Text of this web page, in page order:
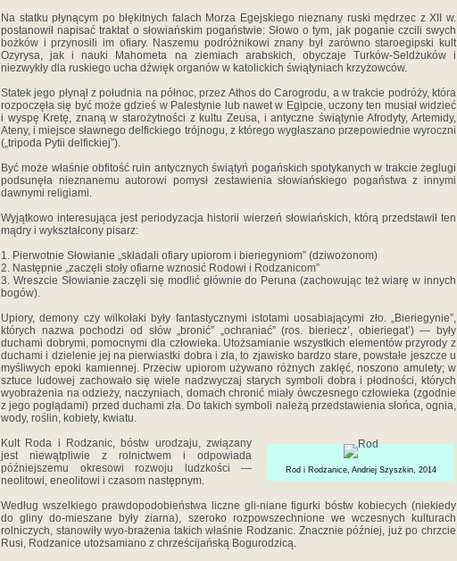
Na statku płynącym po błękitnych falach Morza Egejskiego nieznany ruski mędrzec z XII w.
postanowił napisać traktat o słowiańskim pogaństwie: Słowo o tym, jak poganie czcili swych
boż­ków i przynosili im ofiary. Naszemu podróżnikowi znany był zarówno staroegipski kult
Ozyrysa, jak i nauki Mahometa na ziemiach arabskich, obyczaje Turków-Seldżuków i
niezwykły dla ruskiego ucha dźwięk organów w katolickich świątyniach krzyżowców.
Statek jego płynął z południa na północ, przez Athos do Carogrodu, a w trakcie podróży, która
rozpoczęła się być może gdzieś w Palestynie lub nawet w Egipcie, uczony ten musiał widzieć
i wyspę Kretę, znaną w starożytności z kultu Zeusa, i antyczne świątynie Afrodyty, Artemidy,
Ateny, i miejsce sławnego delfickiego trójnogu, z którego wygłaszano przepowiednie wyroczni
(„tripoda Pytii delfickiej”).
Być może właśnie obfitość ruin antycznych świątyń pogańskich spotykanych w trakcie żeglugi
podsunęła nieznanemu autorowi pomysł zestawienia słowiańskiego pogaństwa z innymi
dawnymi religiami.
Wyjątkowo interesująca jest periodyzacja historii wierzeń słowiańskich, którą przedstawił ten
mądry i wykształcony pisarz:
1. Pierwotnie Słowianie „składali ofiary upiorom i bieriegyniom” (dziwożonom)
2. Następnie „zaczęli stoły ofiarne wznosić Rodowi i Rodzanicom”
3. Wreszcie Słowianie zaczęli się modlić głównie do Peruna (zachowując też wiarę w innych
bogów).
Upiory, demony czy wilkołaki były fantastycznymi istotami uosabiającymi zło. „Bieriegynie”,
których nazwa pochodzi od słów „bronić” „ochraniać” (ros. bieriecz’, obieriegat’) — były
duchami dobrymi, pomocnymi dla człowieka. Utożsamianie wszystkich elementów przyrody z
duchami i dzielenie jej na pierwiastki dobra i zła, to zjawisko bardzo stare, powstałe jeszcze u
myśliwych epoki kamiennej. Przeciw upiorom używano różnych zaklęć, noszono amulety; w
sztuce ludowej zachowało się wiele nadzwyczaj starych symboli dobra i płodności, których
wyobrażenia na odzieży, naczyniach, domach chronić miały ówczesnego człowieka (zgodnie
z jego poglądami) przed duchami zła. Do takich symboli należą przedstawienia słońca, ognia,
wody, roślin, kobiety, kwiatu.
Rod i Rodzanice, Andriej Szyszkin, 2014
Kult Roda i Rodzanic, bóstw urodzaju, związany
jest niewątpliwie z rolnictwem i odpowiada
późniejszemu okresowi rozwoju ludzkości —
neolitowi, eneolitowi i czasom następnym.
Według wszelkiego prawdopodobieństwa liczne gli-niane figurki bóstw kobiecych (niekiedy
do gliny do-mieszane były ziarna), szeroko rozpowszechnione we wczesnych kulturach
rolniczych, stanowiły wyo-brażenia takich właśnie Rodzanic. Znacznie później, już po chrzcie
Rusi, Rodzanice utożsamiano z chrześcijańską Bogurodzicą.